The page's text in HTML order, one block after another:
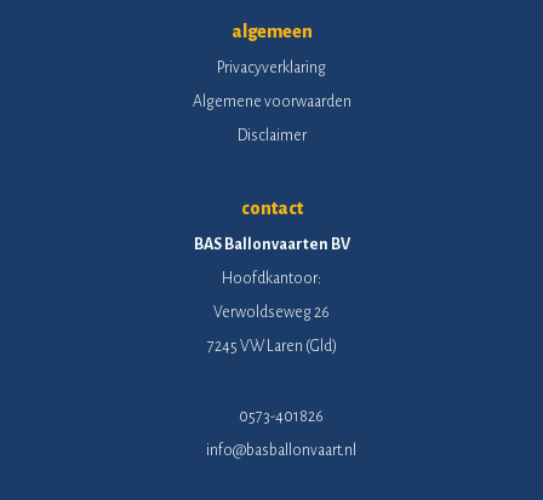
algemeen
Privacyverklaring
Algemene voorwaarden
Disclaimer
contact
BAS Ballonvaarten BV
Hoofdkantoor:
Verwoldseweg 26
7245 VW Laren (Gld)
0573-401826
info@basballonvaart.nl